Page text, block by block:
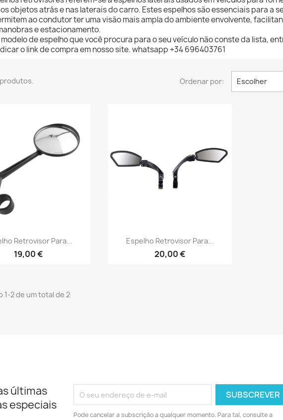
objetos atrás e nas laterais do carro. Estes espelhos são essenciais para a
ao condutor ter uma visão mais ampla do ambiente envolvente,
e estacionamento.
modelo de espelho que você procura para o seu veículo não conste da lista,
o link de compra em nosso site. whatsapp +34 696403761
Ordenar por: Escolher
Vista rápida
Retrovisor Para...
19,00 €
Vista rápida
Espelho Retrovisor Para...
20,00 €
1-2 de um total de 2
últimas
especiais
Pode cancelar a subscrição a qualquer momento. Para tal, consulte a